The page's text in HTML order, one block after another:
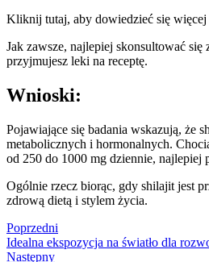
Kliknij tutaj, aby dowiedzieć się
Jak zawsze, najlepiej skonsultować
przyjmujesz leki na receptę.
Wnioski:
Pojawiające się badania wskazują, że
metabolicznych i hormonalnych.
od 250 do 1000 mg dziennie, najlepiej
Ogólnie rzecz biorąc, gdy shilajit jest
zdrową dietą i stylem życia.
Poprzedni
Idealna ekspozycja na światło dla
Następny